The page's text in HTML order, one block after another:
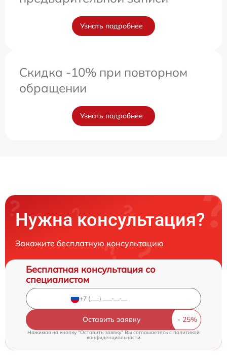
Узнать подробнее
Скидка -10% при повторном
обращении
Узнать подробнее
Нужна консультация?
Закажите бесплатную консультацию
Бесплатная консультация со
специалистом
Оставить заявку
Нажимая на кнопку "Оставить заявку" Вы соглашаетесь cполитикой
конфиденциальности